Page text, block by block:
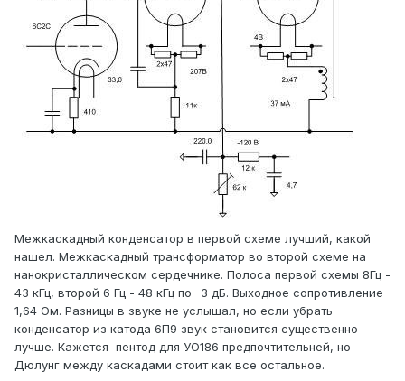
Межкаскадный конденсатор в первой схеме лучший, какой
нашел. Межкаскадный трансформатор во второй схеме на
нанокристаллическом сердечнике. Полоса первой схемы 8Гц -
43 кГц, второй 6 Гц - 48 кГц по -3 дБ. Выходное сопротивление
1,64 Ом. Разницы в звуке не услышал, но если убрать
конденсатор из катода 6П9 звук становится существенно
лучше. Кажется пентод для УО186 предпочтительней, но
Дюлунг между каскадами стоит как все остальное.